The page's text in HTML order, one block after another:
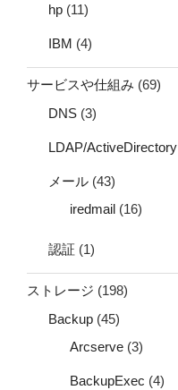
hp (11)
IBM (4)
サービスや仕組み (69)
DNS (3)
LDAP/ActiveDirectory
メール (43)
iredmail (16)
認証 (1)
ストレージ (198)
Backup (45)
Arcserve (3)
BackupExec (4)